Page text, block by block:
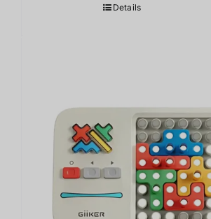
Details